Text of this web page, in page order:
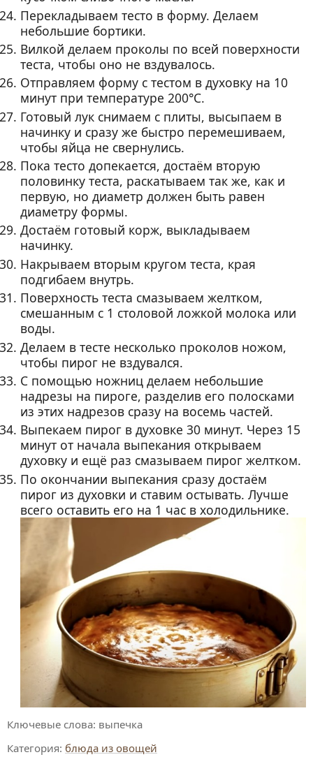
Перекладываем тесто в форму. Делаем
небольшие бортики.
Вилкой делаем проколы по всей поверхности
теста, чтобы оно не вздувалось.
Отправляем форму с тестом в духовку на 10
минут при температуре 200°С.
Готовый лук снимаем с плиты, высыпаем в
начинку и сразу же быстро перемешиваем,
чтобы яйца не свернулись.
Пока тесто допекается, достаём вторую
половинку теста, раскатываем так же, как и
первую, но диаметр должен быть равен
диаметру формы.
Достаём готовый корж, выкладываем
начинку.
Накрываем вторым кругом теста, края
подгибаем внутрь.
Поверхность теста смазываем желтком,
смешанным с 1 столовой ложкой молока или
воды.
Делаем в тесте несколько проколов ножом,
чтобы пирог не вздувался.
С помощью ножниц делаем небольшие
надрезы на пироге, разделив его полосками
из этих надрезов сразу на восемь частей.
Выпекаем пирог в духовке 30 минут. Через 15
минут от начала выпекания открываем
духовку и ещё раз смазываем пирог желтком.
По окончании выпекания сразу достаём
пирог из духовки и ставим остывать. Лучше
всего оставить его на 1 час в холодильнике.
Ключевые слова: выпечка
Категория: блюда из овощей